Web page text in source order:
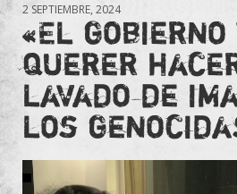
2 SEPTIEMBRE, 2024
«El gobierno
querer
lavado de
los